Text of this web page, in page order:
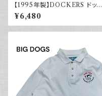
【1995年製】DOCKERS ドッカ
ーズ チェックシャツ ダブルポケ
ット 古着 アメカジ リーバイス
長袖 90s
¥6,480